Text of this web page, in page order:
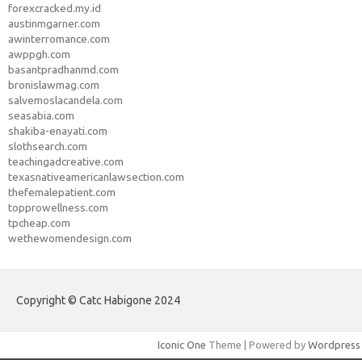
forexcracked.my.id
austinmgarner.com
awinterromance.com
awppgh.com
basantpradhanmd.com
bronislawmag.com
salvemoslacandela.com
seasabia.com
shakiba-enayati.com
slothsearch.com
teachingadcreative.com
texasnativeamericanlawsection.com
thefemalepatient.com
topprowellness.com
tpcheap.com
wethewomendesign.com
Copyright © Catc Habigone 2024
Iconic One Theme | Powered by Wordpress